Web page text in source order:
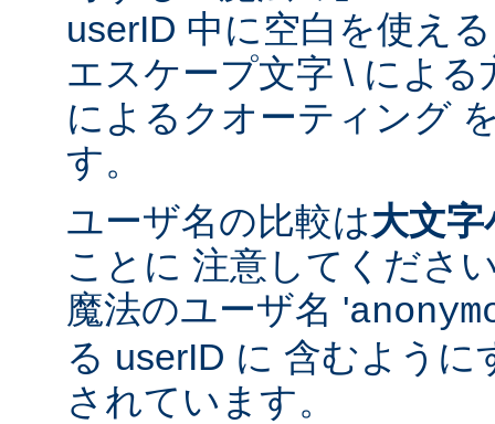
userID 中に空白を使え
エスケープ文字 \ による
によるクオーティング
す。
ユーザ名の比較は大文
ことに 注意してくださ
魔法のユーザ名 '
る userID に 含むよう
されています。